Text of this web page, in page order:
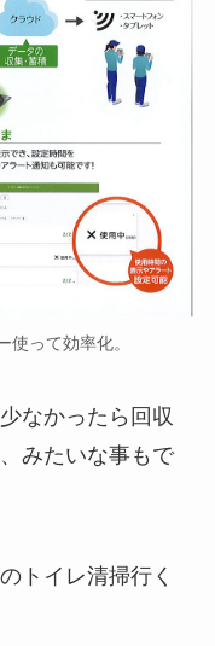
使って効率化。
なかったら回収
みたいな事もで
トイレ清掃行く